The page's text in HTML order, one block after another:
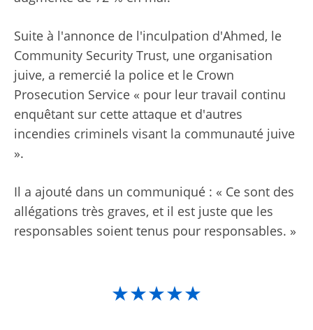
Suite à l'annonce de l'inculpation d'Ahmed, le
Community Security Trust, une organisation
juive, a remercié la police et le Crown
Prosecution Service « pour leur travail continu
enquêtant sur cette attaque et d'autres
incendies criminels visant la communauté juive
».
Il a ajouté dans un communiqué : « Ce sont des
allégations très graves, et il est juste que les
responsables soient tenus pour responsables. »
★★★★★